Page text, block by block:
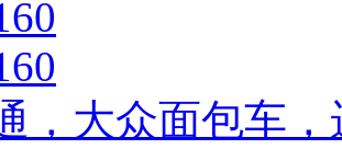
，大众面包车